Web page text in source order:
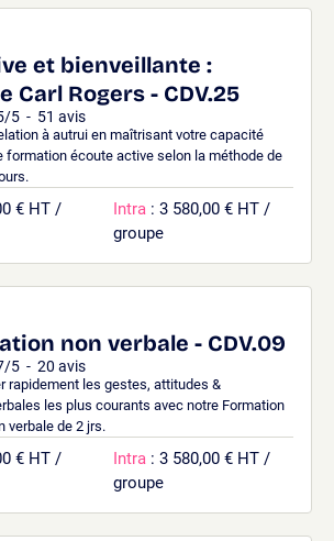
et bienveillante :
Carl Rogers - CDV.25
/5 - 51 avis
à autrui en maîtrisant votre capacité
formation écoute active selon la méthode de
€ HT /
Intra : 3 580,00 € HT /
groupe
non verbale - CDV.09
/5 - 20 avis
rapidement les gestes, attitudes &
les plus courants avec notre Formation
verbale de 2 jrs.
€ HT /
Intra : 3 580,00 € HT /
groupe